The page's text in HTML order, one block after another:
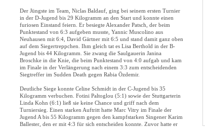
Der Jüngste im Team, Niclas Baldauf, ging bei seinem ersten Turnier
in der D-Jugend bis 29 Kilogramm an den Start und konnte einen
furiosen Einstand feiern. Er besiegte Alexander Patsch, der beim
Punktestand von 6:3 aufgeben musste, Yannic Muscolino aus
Neuhausen mit 6:4, David Gärtner mit 6:5 und stand damit ganz oben
auf dem Siegertreppchen. Ihm gleich tat es Lisa Berthold in der B-
Jugend bis 44 Kilogramm. Sie zwang die Saulgauerin Janina
Broschke in die Knie, die beim Punktestand von 4:0 aufgab und kam
im Finale in der Verlängerung nach einem 3:3 zum entscheidenden
Siegtreffer im Sudden Death gegen Rabia Özdemir.
Deutliche Siege konnte Celine Schmidt in der C-Jugend bis 35
Kilogramm verbuchen. Fotini Paltoglou (5:1) sowie der Stuttgarterin
Linda Kohn (6:1) ließ sie keine Chance und griff nach dem
Turniersieg. Einen starken Auftritt hatte Marc Vitry im Finale der
Jugend A bis 55 Kilogramm gegen den kampfstarken Singener Karim
Ballester, den er mit 4:3 für sich entscheiden konnte. Zuvor hatte er